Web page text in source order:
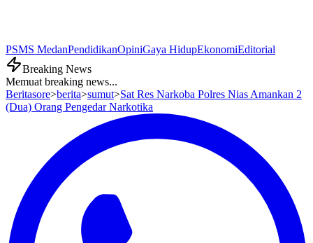
PSMS MedanPendidikanOpiniGaya HidupEkonomiEditorial
Breaking News
Memuat breaking news...
Beritasore>berita>sumut>Sat Res Narkoba Polres Nias Amankan 2
(Dua) Orang Pengedar Narkotika